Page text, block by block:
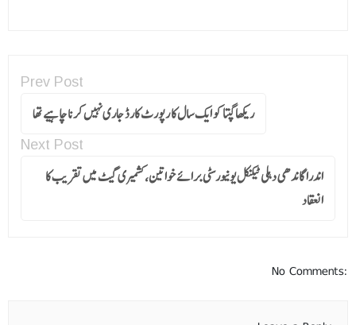
Prev Post
ریکھا گپتا کو ایک سال کا رپورٹ کارڈ جاری نہیں کرنا چاہیے تھا
Next Post
اندرا گاندھی دہلی ٹیکنیکل یونیورسٹی برائے خواتین، کشمیری گیٹ میں تقریب کا
انعقاد
No Comments: